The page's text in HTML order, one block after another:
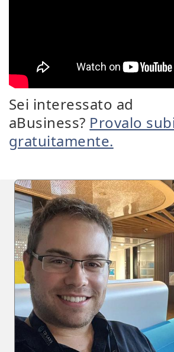
Sei interessato ad
aBusiness? Provalo
gratuitamente.